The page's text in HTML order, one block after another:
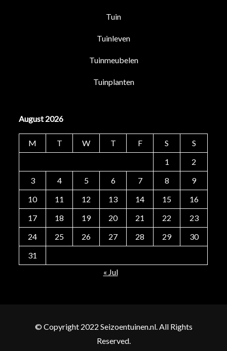
Tuin
Tuinleven
Tuinmeubelen
Tuinplanten
August 2026
M T W T F S
S
1
2
3
4 5 6 7 8
9
10
11 12 13 14 15
16
17
18 19 20 21 22
23
24
25 26 27 28 29
30
31
« Jul
© Copyright 2022 Seizoentuinen.nl. All Rights
Reserved.